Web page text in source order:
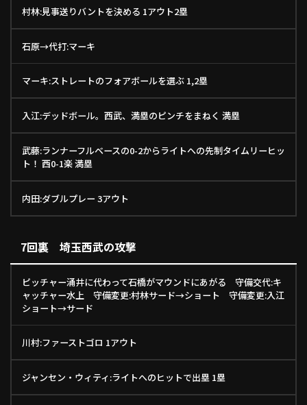
村林:見事送りバントを決める 1アウト2塁
石原→代打:マーキ
マーキ:ストレートのフォアボールを選ぶ 1,2塁
入江:デッドボール。西武、満塁のピンチをまねく 満塁
武藤:ランナーフルベースの0-2からライトへの先制タイムリーヒッ
ト！ 西0-1楽 満塁
内田:ダブルプレー 3アウト
7回裏 埼玉西武の攻撃
ピッチャー涌井に代わって石橋がマウンドにあがる 守備交代:キ
ャッチャー水上 守備変更:村林サード→ショート 守備変更:入江
ショート→サード
川村:ファーストゴロ 1アウト
ジャンセン・ウィティ:ライトへのヒットで出塁 1塁